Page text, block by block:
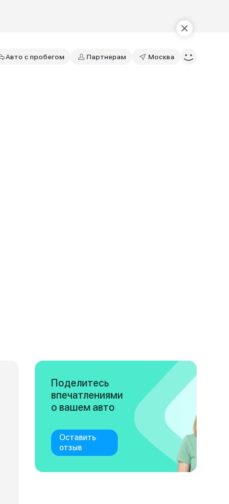
Авто с пробегом Партнерам Москва
Поделитесь
впечатлениями
о вашем авто
Оставить
отзыв